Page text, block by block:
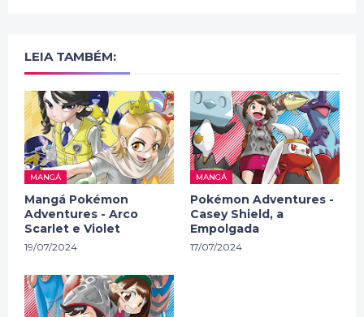
LEIA TAMBÉM:
MANGÁ
Mangá Pokémon
Adventures - Arco
Scarlet e Violet
19/07/2024
MANGÁ
Pokémon Adventures -
Casey Shield, a
Empolgada
17/07/2024